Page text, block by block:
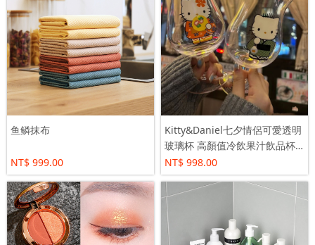
鱼鳞抹布
NT$ 999.00
Kitty&Daniel七夕情侶可愛透明
玻璃杯 高顏值冷飲果汁飲品杯
紅酒啤酒杯
NT$ 998.00